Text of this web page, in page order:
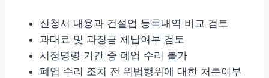
신청서 내용과 건설업 등록내역 비교 검토
과태료 및 과징금 체납여부 검토
시정명령 기간 중 폐업 수리 불가
폐업 수리 조치 전 위법행위에 대한 처분여부